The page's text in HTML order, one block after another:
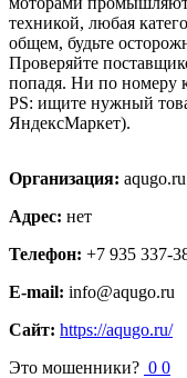
техникой, любая
общем, будьте
Проверяйте
попадя. Ни по номеру
PS: ищите нужный
ЯндексМаркет).
Организация: aqugo.ru
Адрес: нет
Телефон: +7 935 337-
E-mail: info@aqugo.ru
Сайт: https://aqugo.ru/
Это мошенники? 0 0